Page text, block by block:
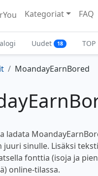
Kategoriat FAQ
Uudet 18 TOP
MoandayEarnBored
ladata
juuri sinulle. Lisäksi
fonttia (isoja ja
online-tilassa.